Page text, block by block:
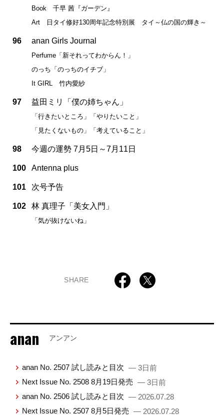
Book 千早 茜『ガーデン』
Art 日タイ修好130周年記念特別展 タイ～仏の国の輝き～
96 anan Girls Journal
Perfume「新それってわからん！」
のっち「のっちのイチブ」
It GIRL 竹内愛紗
97 益田ミリ「僕の姉ちゃん」
「行きたいところ」「やりたいこと」
「見たくないもの」「考えていること」
98 今週の運勢 7月5日～7月11日
100 Antenna plus
101 次号予告
102 林 真理子「美女入門」
「気が抜けないね」
SHARE
anan アンアン
anan No. 2507 試し読みと目次 — 3日前
Next Issue No. 2508 8月19日発売 — 3日前
anan No. 2506 試し読みと目次 — 2026.07.28
Next Issue No. 2507 8月5日発売 — 2026.07.28